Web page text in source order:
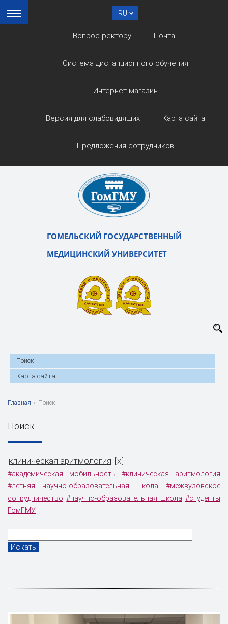
RU
Вопрос ректору Почта
Система дистанционного обучения
Интернет-магазин
Версия для слабовидящих Карта сайта
Предложения сотрудников
ГОМЕЛЬСКИЙ ГОСУДАРСТВЕННЫЙ
МЕДИЦИНСКИЙ УНИВЕРСИТЕТ
Поиск
Карта сайта
Главная › Поиск
Поиск
клиническая аритмология x
#академическая мобильность
#клиническая аритмология
#летняя научно-образовательная школа
#межвузовское
сотрудничество #научно-образовательная школа #студенты
ГомГМУ